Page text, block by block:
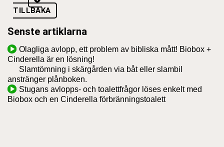
TILLBAKA
Senste artiklarna
Olagliga avlopp, ett problem av bibliska mått! Biobox +
Cinderella är en lösning!
Slamtömning i skärgården via båt eller slambil
anstränger plånboken.
Stugans avlopps- och toalettfrågor löses enkelt med
Biobox och en Cinderella förbränningstoalett